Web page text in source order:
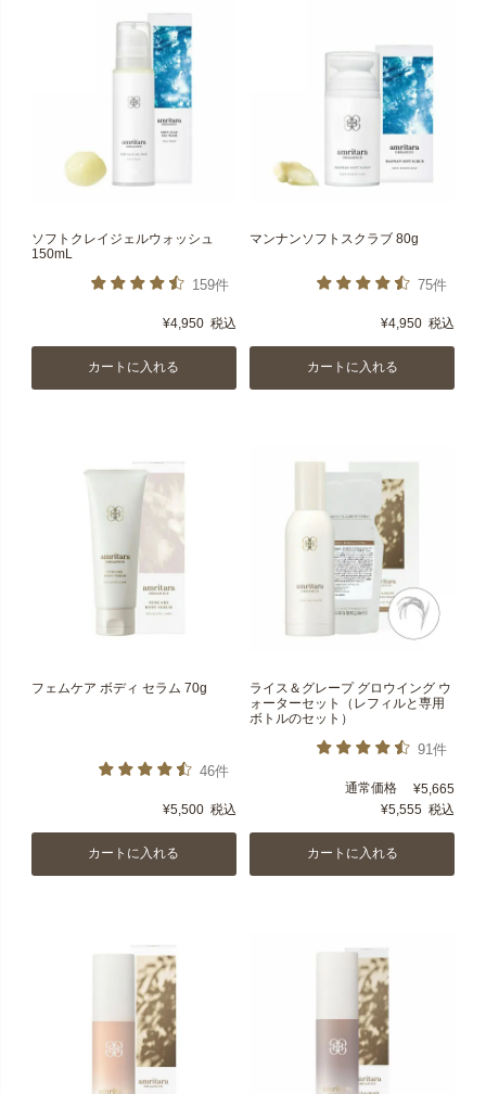
ソフトクレイジェルウォッシュ
150mL
159件
¥4,950 税込
カートに入れる
マンナンソフトスクラブ 80g
75件
¥4,950 税込
カートに入れる
フェムケア ボディ セラム 70g
46件
¥5,500 税込
カートに入れる
ライス＆グレープ グロウイング ウ
ォーターセット（レフィルと専用
ボトルのセット）
91件
通常価格 ¥5,665
¥5,555 税込
カートに入れる